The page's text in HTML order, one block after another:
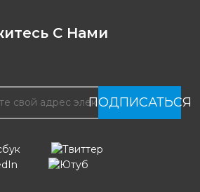
С Нами
ПОДПИСАТЬСЯ